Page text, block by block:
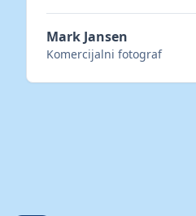
Mark Jansen
Komercijalni fotograf